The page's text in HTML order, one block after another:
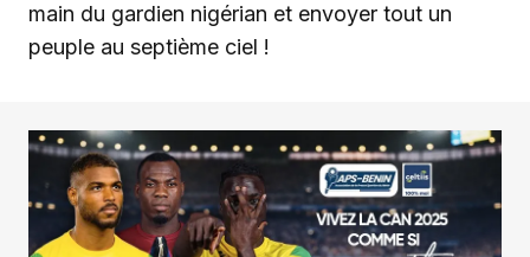
main du gardien nigérian et envoyer tout un
peuple au septième ciel !